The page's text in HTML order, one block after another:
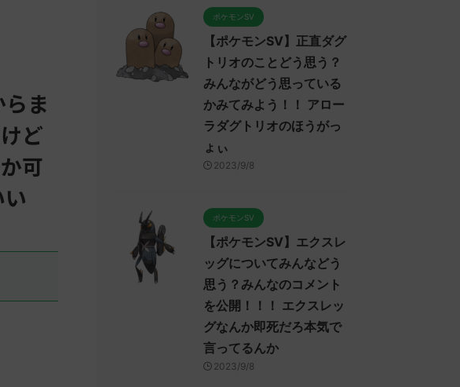
ま
ど
可
ポケモンSV
【ポケモンSV】正直ダグ
トリオのことどう思う？
みんながどう思っている
かみてみよう！！ アロー
ラダグトリオのほうがっ
ょぃ
2023/9/8
ポケモンSV
【ポケモンSV】エクスレ
ッグについてみんなどう
思う？みんなのコメント
を公開！！！ エクスレッ
グなんか即死だろ本気で
言ってるんか
2023/9/8